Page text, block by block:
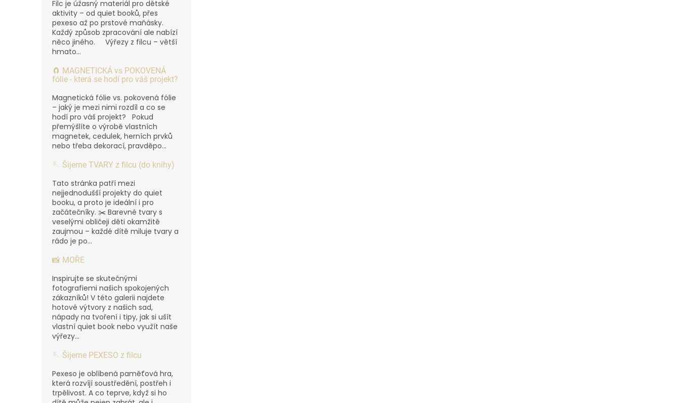
Filc je úžasný materiál pro dětské
aktivity – od quiet booků, přes
pexeso až po prstové maňásky.
Každý způsob zpracování ale nabízí
něco jiného. Výřezy z filcu – větší
hmato...
🧲 MAGNETICKÁ vs POKOVENÁ
fólie - která se hodí pro váš projekt?
Magnetická fólie vs. pokovená fólie
– jaký je mezi nimi rozdíl a co se
hodí pro váš projekt? Pokud
přemýšlíte o výrobě vlastních
magnetek, cedulek, herních prvků
nebo třeba dekorací, pravděpo...
🪡 Šijeme TVARY z filcu (do knihy)
Tato stránka patří mezi
nejjednodušší projekty do quiet
booku, a proto je ideální i pro
začátečníky. ✂️ Barevné tvary s
veselými obličeji děti okamžitě
zaujmou – každé dítě miluje tvary a
rádo je po...
📸 MOŘE
Inspirujte se skutečnými
fotografiemi našich spokojených
zákazníků! V této galerii najdete
hotové výtvory z našich sad,
nápady na tvoření i tipy, jak si ušít
vlastní quiet book nebo využít naše
výřezy...
🪡 Šijeme PEXESO z filcu
Pexeso je oblíbená paměťová hra,
která rozvíjí soustředění, postřeh i
trpělivost. A co teprve, když si ho